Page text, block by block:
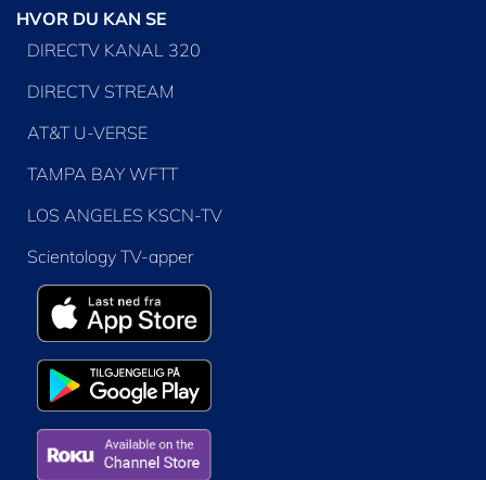
HVOR DU KAN SE
DIRECTV KANAL 320
DIRECTV STREAM
AT&T U-VERSE
TAMPA BAY WFTT
LOS ANGELES KSCN-TV
Scientology TV-apper